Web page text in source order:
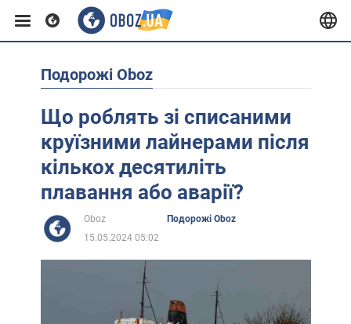
Європа
США
Африка
Подорожі Oboz
Що роблять зі списаними
круїзними лайнерами після
кількох десятиліть
плавання або аварії?
Oboz
Подорожі Oboz
15.05.2024 05:02